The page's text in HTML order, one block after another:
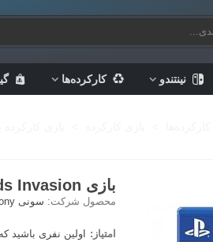
نینتندو کارکرده‌ها
بازی Rabbids Invasion کارکرده - پلی استیشن 4
محصول شرکت: سونی Sony
امتیاز: اولین نفری باشید